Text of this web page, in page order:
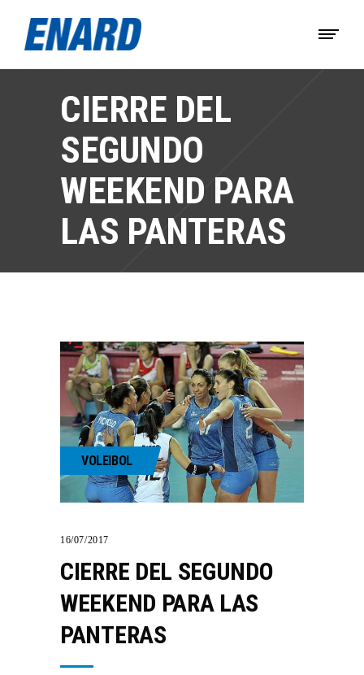
CIERRE DEL
SEGUNDO
WEEKEND PARA
LAS PANTERAS
VOLEIBOL
16/07/2017
CIERRE DEL SEGUNDO
WEEKEND PARA LAS
PANTERAS